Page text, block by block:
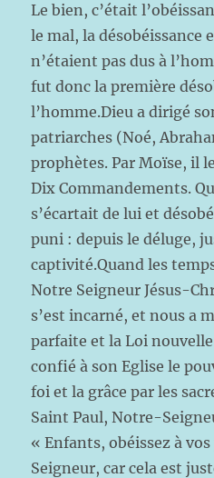
Le bien, c’était
le mal, la désobéissance
n’étaient pas dus à
fut donc la première
l’homme.Dieu a dirigé
patriarches (Noé,
prophètes. Par Moïse, il
Dix Commandements.
s’écartait de lui et
puni : depuis le déluge,
captivité.Quand les
Notre Seigneur Jésus-
s’est incarné, et nous a
parfaite et la Loi
confié à son Eglise le
foi et la grâce par les
Saint Paul, Notre-
« Enfants, obéissez à
Seigneur, car cela est